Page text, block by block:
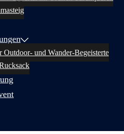
Outdoor- und Wander-Begeisterte